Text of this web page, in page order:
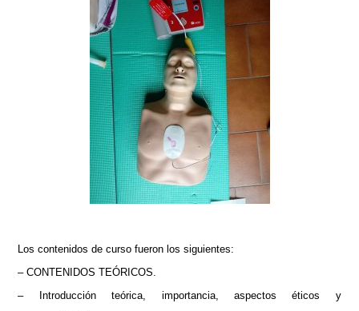
Los contenidos de curso fueron los siguientes:
– CONTENIDOS TEÓRICOS.
– Introducción teórica, importancia, aspectos éticos y